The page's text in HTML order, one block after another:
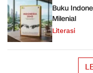
Buku
Milenial
Literasi